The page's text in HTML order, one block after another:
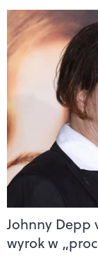
Johnny Depp
wyrok w